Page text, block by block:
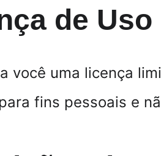
de Uso
você uma licença
fins pessoais e